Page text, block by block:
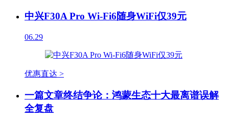
中兴F30A Pro Wi-Fi6随身WiFi仅39元
06.29
优惠直达 >
一篇文章终结争论：鸿蒙生态十大最离谱误解
全复盘